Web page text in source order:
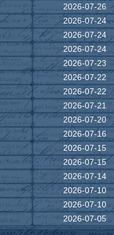
2026-07-26
2026-07-24
2026-07-24
2026-07-24
2026-07-23
2026-07-22
2026-07-22
2026-07-21
2026-07-20
2026-07-16
2026-07-15
2026-07-15
2026-07-14
2026-07-10
2026-07-10
2026-07-05